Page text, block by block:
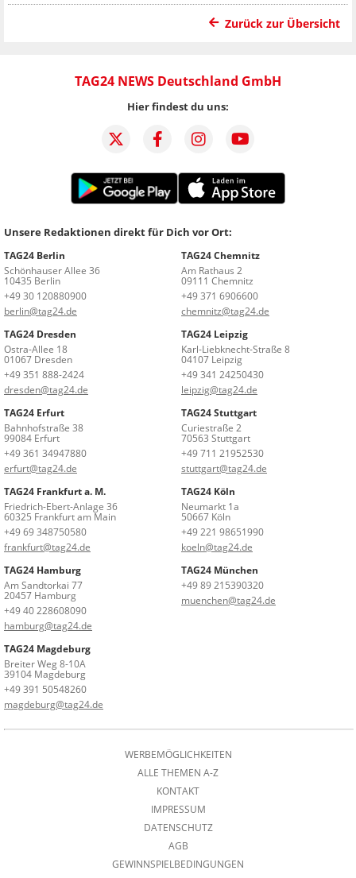
Zurück zur Übersicht
TAG24 NEWS Deutschland GmbH
Hier findest du uns:
Unsere Redaktionen direkt für Dich vor Ort:
TAG24 Berlin
Schönhauser Allee 36
10435 Berlin
+49 30 120880900
berlin@tag24.de
TAG24 Chemnitz
Am Rathaus 2
09111 Chemnitz
+49 371 6906600
chemnitz@tag24.de
TAG24 Dresden
Ostra-Allee 18
01067 Dresden
+49 351 888-2424
dresden@tag24.de
TAG24 Leipzig
Karl-Liebknecht-Straße 8
04107 Leipzig
+49 341 24250430
leipzig@tag24.de
TAG24 Erfurt
Bahnhofstraße 38
99084 Erfurt
+49 361 34947880
erfurt@tag24.de
TAG24 Stuttgart
Curiestraße 2
70563 Stuttgart
+49 711 21952530
stuttgart@tag24.de
TAG24 Frankfurt a. M.
Friedrich-Ebert-Anlage 36
60325 Frankfurt am Main
+49 69 348750580
frankfurt@tag24.de
TAG24 Köln
Neumarkt 1a
50667 Köln
+49 221 98651990
koeln@tag24.de
TAG24 Hamburg
Am Sandtorkai 77
20457 Hamburg
+49 40 228608090
hamburg@tag24.de
TAG24 München
+49 89 215390320
muenchen@tag24.de
TAG24 Magdeburg
Breiter Weg 8-10A
39104 Magdeburg
+49 391 50548260
magdeburg@tag24.de
WERBEMÖGLICHKEITEN
ALLE THEMEN A-Z
KONTAKT
IMPRESSUM
DATENSCHUTZ
AGB
GEWINNSPIELBEDINGUNGEN